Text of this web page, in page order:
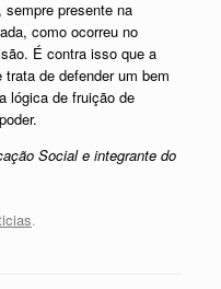
presente na
como ocorreu no
É contra isso que a
de defender um bem
lógica de fruição de
Social e integrante do
.